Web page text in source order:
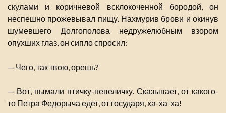
скулами и коричневой всклокоченной бородой, он
неспешно прожевывал пищу. Нахмурив брови и окинув
шумевшего Долгополова недружелюбным взором
опухших глаз, он сипло спросил:
— Чего, так твою, орешь?
— Вот, пымали птичку-невеличку. Сказывает, от какого-
то Петра Федорыча едет, от государя, ха-ха-ха!